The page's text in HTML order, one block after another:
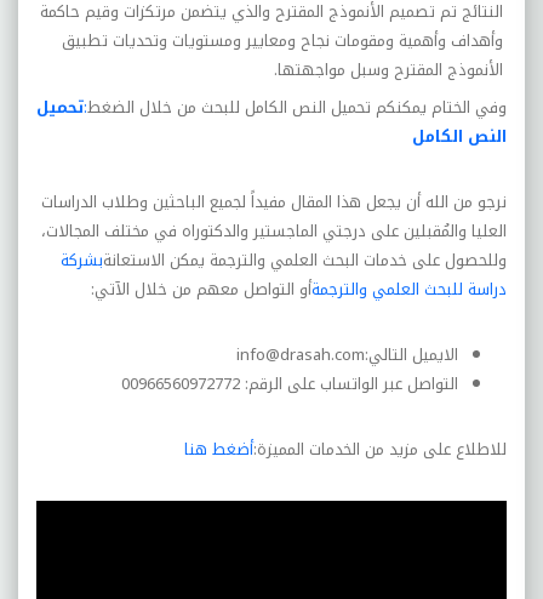
النتائج تم تصميم الأنموذج المقترح والذي يتضمن مرتکزات وقيم حاکمة
وأهداف وأهمية ومقومات نجاح ومعايير ومستويات وتحديات تطبيق
الأنموذج المقترح وسبل مواجهتها.
وفي الختام يمكنكم تحميل النص الكامل للبحث من خلال الضغط:تحميل
النص الكامل
نرجو من الله أن يجعل هذا المقال مفيداً لجميع الباحثين وطلاب الدراسات
العليا والمُقبلين على درجتي الماجستير والدكتوراه في مختلف المجالات،
وللحصول على خدمات البحث العلمي والترجمة يمكن الاستعانةبشركة
دراسة للبحث العلمي والترجمةأو التواصل معهم من خلال الآتي:
الايميل التالي:info@drasah.com
التواصل عبر الواتساب على الرقم: 00966560972772
للاطلاع على مزيد من الخدمات المميزة:أضغط هنا